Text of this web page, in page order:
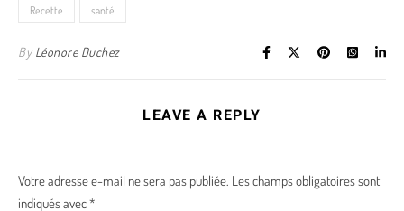
Recette
santé
By Léonore Duchez
LEAVE A REPLY
Votre adresse e-mail ne sera pas publiée. Les champs obligatoires sont
indiqués avec*